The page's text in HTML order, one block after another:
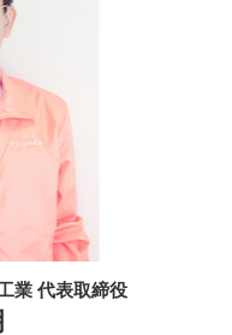
業 代表取締役